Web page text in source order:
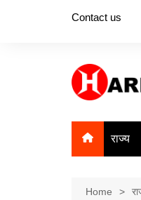
Contact us
राज्य
Home